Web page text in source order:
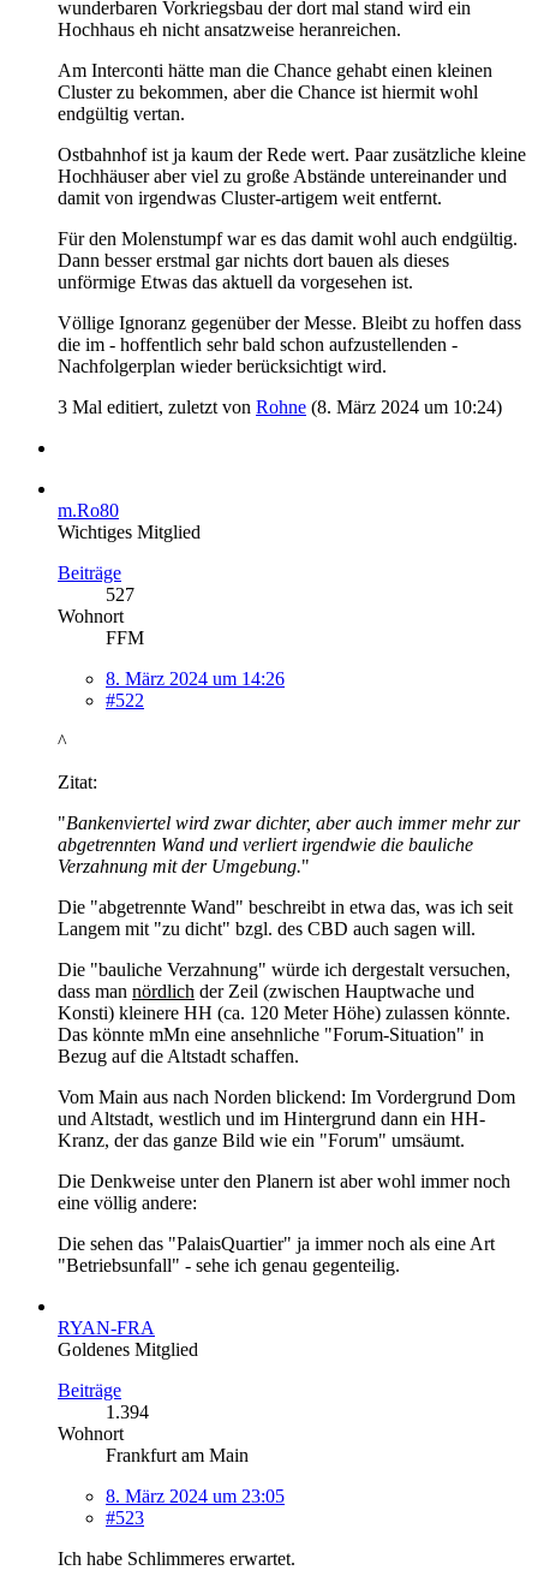
wunderbaren Vorkriegsbau der dort mal stand wird ein
Hochhaus eh nicht ansatzweise heranreichen.
Am Interconti hätte man die Chance gehabt einen kleinen
Cluster zu bekommen, aber die Chance ist hiermit wohl
endgültig vertan.
Ostbahnhof ist ja kaum der Rede wert. Paar zusätzliche kleine
Hochhäuser aber viel zu große Abstände untereinander und
damit von irgendwas Cluster-artigem weit entfernt.
Für den Molenstumpf war es das damit wohl auch endgültig.
Dann besser erstmal gar nichts dort bauen als dieses
unförmige Etwas das aktuell da vorgesehen ist.
Völlige Ignoranz gegenüber der Messe. Bleibt zu hoffen dass
die im - hoffentlich sehr bald schon aufzustellenden -
Nachfolgerplan wieder berücksichtigt wird.
3 Mal editiert, zuletzt von Rohne (8. März 2024 um 10:24)
m.Ro80
Wichtiges Mitglied
Beiträge
527
Wohnort
FFM
8. März 2024 um 14:26
#522
^
Zitat:
"Bankenviertel wird zwar dichter, aber auch immer mehr zur
abgetrennten Wand und verliert irgendwie die bauliche
Verzahnung mit der Umgebung."
Die "abgetrennte Wand" beschreibt in etwa das, was ich seit
Langem mit "zu dicht" bzgl. des CBD auch sagen will.
Die "bauliche Verzahnung" würde ich dergestalt versuchen,
dass man nördlich der Zeil (zwischen Hauptwache und
Konsti) kleinere HH (ca. 120 Meter Höhe) zulassen könnte.
Das könnte mMn eine ansehnliche "Forum-Situation" in
Bezug auf die Altstadt schaffen.
Vom Main aus nach Norden blickend: Im Vordergrund Dom
und Altstadt, westlich und im Hintergrund dann ein HH-
Kranz, der das ganze Bild wie ein "Forum" umsäumt.
Die Denkweise unter den Planern ist aber wohl immer noch
eine völlig andere:
Die sehen das "PalaisQuartier" ja immer noch als eine Art
"Betriebsunfall" - sehe ich genau gegenteilig.
RYAN-FRA
Goldenes Mitglied
Beiträge
1.394
Wohnort
Frankfurt am Main
8. März 2024 um 23:05
#523
Ich habe Schlimmeres erwartet.